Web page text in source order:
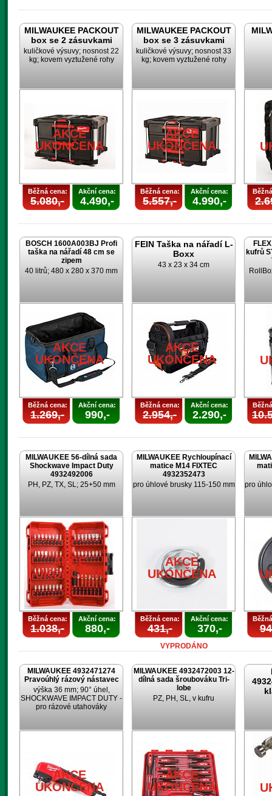
MILWAUKEE PACKOUT
box se 2 zásuvkami
kuličkové výsuvy; nosnost 22
kg; kovem vyztužené rohy
AKCE
UKONČENA
Běžná cena:
5.080,-
Akční cena:
4.490,-
MILWAUKEE PACKOUT
box se 3 zásuvkami
kuličkové výsuvy; nosnost 33
kg; kovem vyztužené rohy
AKCE
UKONČENA
Běžná cena:
5.557,-
Akční cena:
4.990,-
BOSCH 1600A003BJ Profi
taška na nářadí 48 cm se
zipem
40 litrů; 480 x 280 x 370 mm
AKCE
UKONČENA
Běžná cena:
1.269,-
Akční cena:
990,-
FEIN Taška na nářadí L-
Boxx
43 x 23 x 34 cm
AKCE
UKONČENA
Běžná cena:
2.954,-
Akční cena:
2.290,-
kufrů
MILWAUKEE 56-dílná sada
Shockwave Impact Duty
4932492006
PH, PZ, TX, SL; 25+50 mm
AKCE
UKONČENA
Běžná cena:
1.038,-
Akční cena:
880,-
MILWAUKEE Rychloupínací
matice M14 FIXTEC
4932352473
pro úhlové brusky 115-150 mm
AKCE
UKONČENA
Běžná cena:
431,-
Akční cena:
370,-
VYPRODÁNO
pro
MILWAUKEE 4932471274
Pravoúhlý rázový nástavec
výška 36 mm; 90° úhel,
SHOCKWAVE IMPACT DUTY -
pro rázové utahováky
AKCE
UKONČENA
MILWAUKEE 4932472003 12-
dílná sada šroubováku Tri-
lobe
PZ, PH, SL, v kufru
AKCE
UKONČENA